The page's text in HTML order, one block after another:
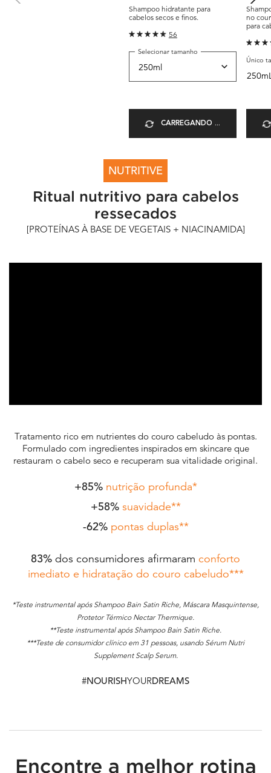
Shampoo hidratante para
cabelos secos e finos.
56
Selecionar tamanho
CARREGANDO ...
no
para
Único
PDP Health Ritual for Dry Hair - Global
NUTRITIVE
Ritual nutritivo para cabelos
ressecados
[PROTEÍNAS À BASE DE VEGETAIS + NIACINAMIDA]
Tratamento rico em nutrientes do couro cabeludo às pontas.
Formulado com ingredientes inspirados em skincare que
restauram o cabelo seco e recuperam sua vitalidade original.
+85% nutrição profunda*
+58% suavidade**
-62% pontas duplas**
83% dos consumidores afirmaram conforto
imediato e hidratação do couro cabeludo***
*Teste instrumental após Shampoo Bain Satin Riche, Máscara Masquintense,
Protetor Térmico Nectar Thermique.
**Teste instrumental após Shampoo Bain Satin Riche.
***Teste de consumidor clínico em 31 pessoas, usando Sérum Nutri
Supplement Scalp Serum.
#NOURISHYOURDREAMS
Encontre a melhor rotina